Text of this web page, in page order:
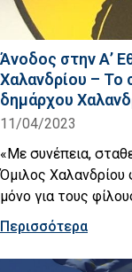
Άνοδος στην Α’
Χαλανδρίου – Το
δημάρχου
11/04/2023
«Με συνέπεια,
Όμιλος Χαλανδρίου
μόνο για τους
Περισσότερα